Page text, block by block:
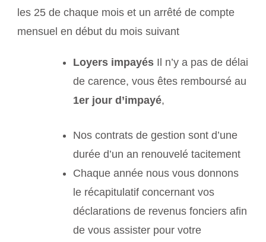
les 25 de chaque mois et un arrêté de compte
mensuel en début du mois suivant
Loyers impayés Il n’y a pas de délai
de carence, vous êtes remboursé au
1er jour d’impayé,
Nos contrats de gestion sont d’une
durée d’un an renouvelé tacitement
Chaque année nous vous donnons
le récapitulatif concernant vos
déclarations de revenus fonciers afin
de vous assister pour votre